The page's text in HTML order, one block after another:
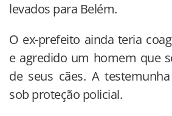
levados para Belém.
O ex-prefeito ainda teria
e agredido um homem que
de seus cães. A
sob proteção policial.